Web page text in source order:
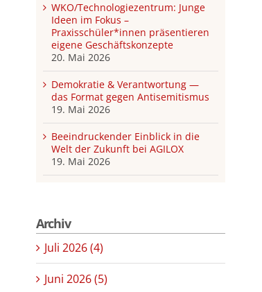
WKO/Technologiezentrum: Junge
Ideen im Fokus –
Praxisschüler*innen präsentieren
eigene Geschäftskonzepte
20. Mai 2026
Demokratie & Verantwortung —
das Format gegen Antisemitismus
19. Mai 2026
Beeindruckender Einblick in die
Welt der Zukunft bei AGILOX
19. Mai 2026
Archiv
Juli 2026 (4)
Juni 2026 (5)